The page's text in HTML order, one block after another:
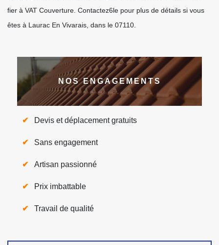
fier à VAT Couverture. Contactez6le pour plus de détails si vous
êtes à Laurac En Vivarais, dans le 07110.
NOS ENGAGEMENTS
Devis et déplacement gratuits
Sans engagement
Artisan passionné
Prix imbattable
Travail de qualité